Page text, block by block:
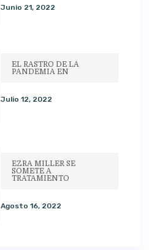
Junio 21, 2022
EL RASTRO DE LA
PANDEMIA EN
Julio 12, 2022
EZRA MILLER SE
SOMETE A
TRATAMIENTO
Agosto 16, 2022